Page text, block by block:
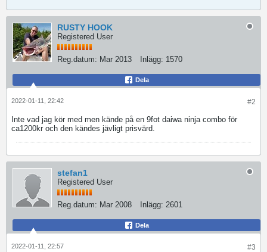
RUSTY HOOK
Registered User
Reg.datum: Mar 2013 Inlägg: 1570
Dela
#2
2022-01-11, 22:42
Inte vad jag kör med men kände på en 9fot daiwa ninja combo för
ca1200kr och den kändes jävligt prisvärd.
stefan1
Registered User
Reg.datum: Mar 2008 Inlägg: 2601
Dela
#3
2022-01-11, 22:57